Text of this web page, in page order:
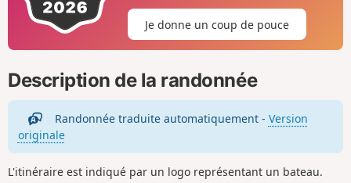
Je donne un coup de pouce
Description de la randonnée
Randonnée traduite automatiquement - Version
originale
L'itinéraire est indiqué par un logo représentant un bateau.